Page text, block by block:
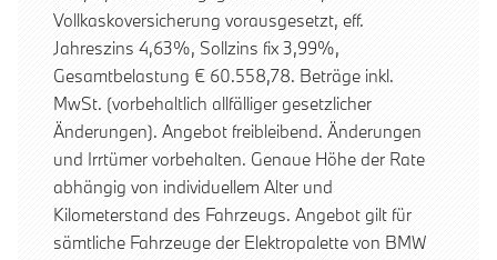
Vollkaskoversicherung vorausgesetzt, eff.
Jahreszins 4,63%, Sollzins fix 3,99%,
Gesamtbelastung € 60.558,78. Beträge inkl.
MwSt. (vorbehaltlich allfälliger gesetzlicher
Änderungen). Angebot freibleibend. Änderungen
und Irrtümer vorbehalten. Genaue Höhe der Rate
abhängig von individuellem Alter und
Kilometerstand des Fahrzeugs. Angebot gilt für
sämtliche Fahrzeuge der Elektropalette von BMW